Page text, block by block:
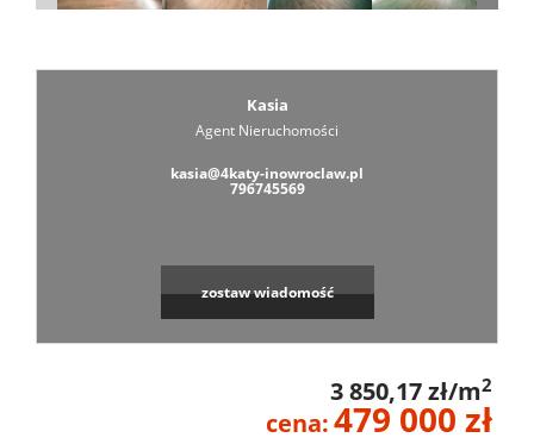
Kasia
Agent Nieruchomości
kasia@4katy-inowroclaw.pl
796745569
zostaw wiadomość
3 850,17 zł/m2
cena:479 000 zł